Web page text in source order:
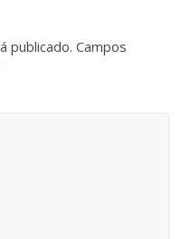
publicado. Campos